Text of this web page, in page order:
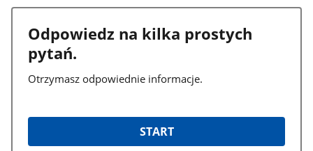
Odpowiedz na kilka prostych
pytań.
Otrzymasz odpowiednie informacje.
START